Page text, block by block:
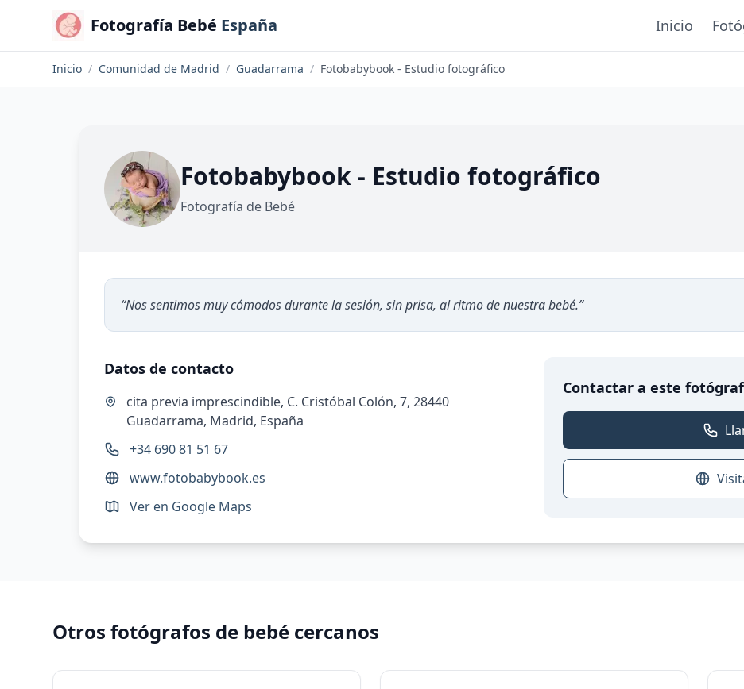
Fotografía Bebé España Inicio
Inicio / Comunidad de Madrid / Guadarrama / Fotobabybook - Estudio fotográfico
Fotobabybook - Estudio fotográfico
Fotografía de Bebé
“Nos sentimos muy cómodos durante la sesión, sin prisa, al ritmo de nuestra bebé.”
Datos de contacto
cita previa imprescindible, C. Cristóbal Colón, 7, 28440
Guadarrama, Madrid, España
+34 690 81 51 67
www.fotobabybook.es
Ver en Google Maps
Contactar a este
Otros fotógrafos de bebé cercanos